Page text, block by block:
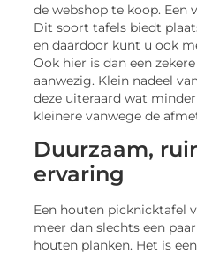
de webshop te koop. Een
Dit soort tafels biedt
en daardoor kunt u ook
Ook hier is dan een
aanwezig. Klein nadeel
deze uiteraard wat
kleinere vanwege de
Duurzaam,
ervaring
Een houten picknicktafel
meer dan slechts een
houten planken. Het is